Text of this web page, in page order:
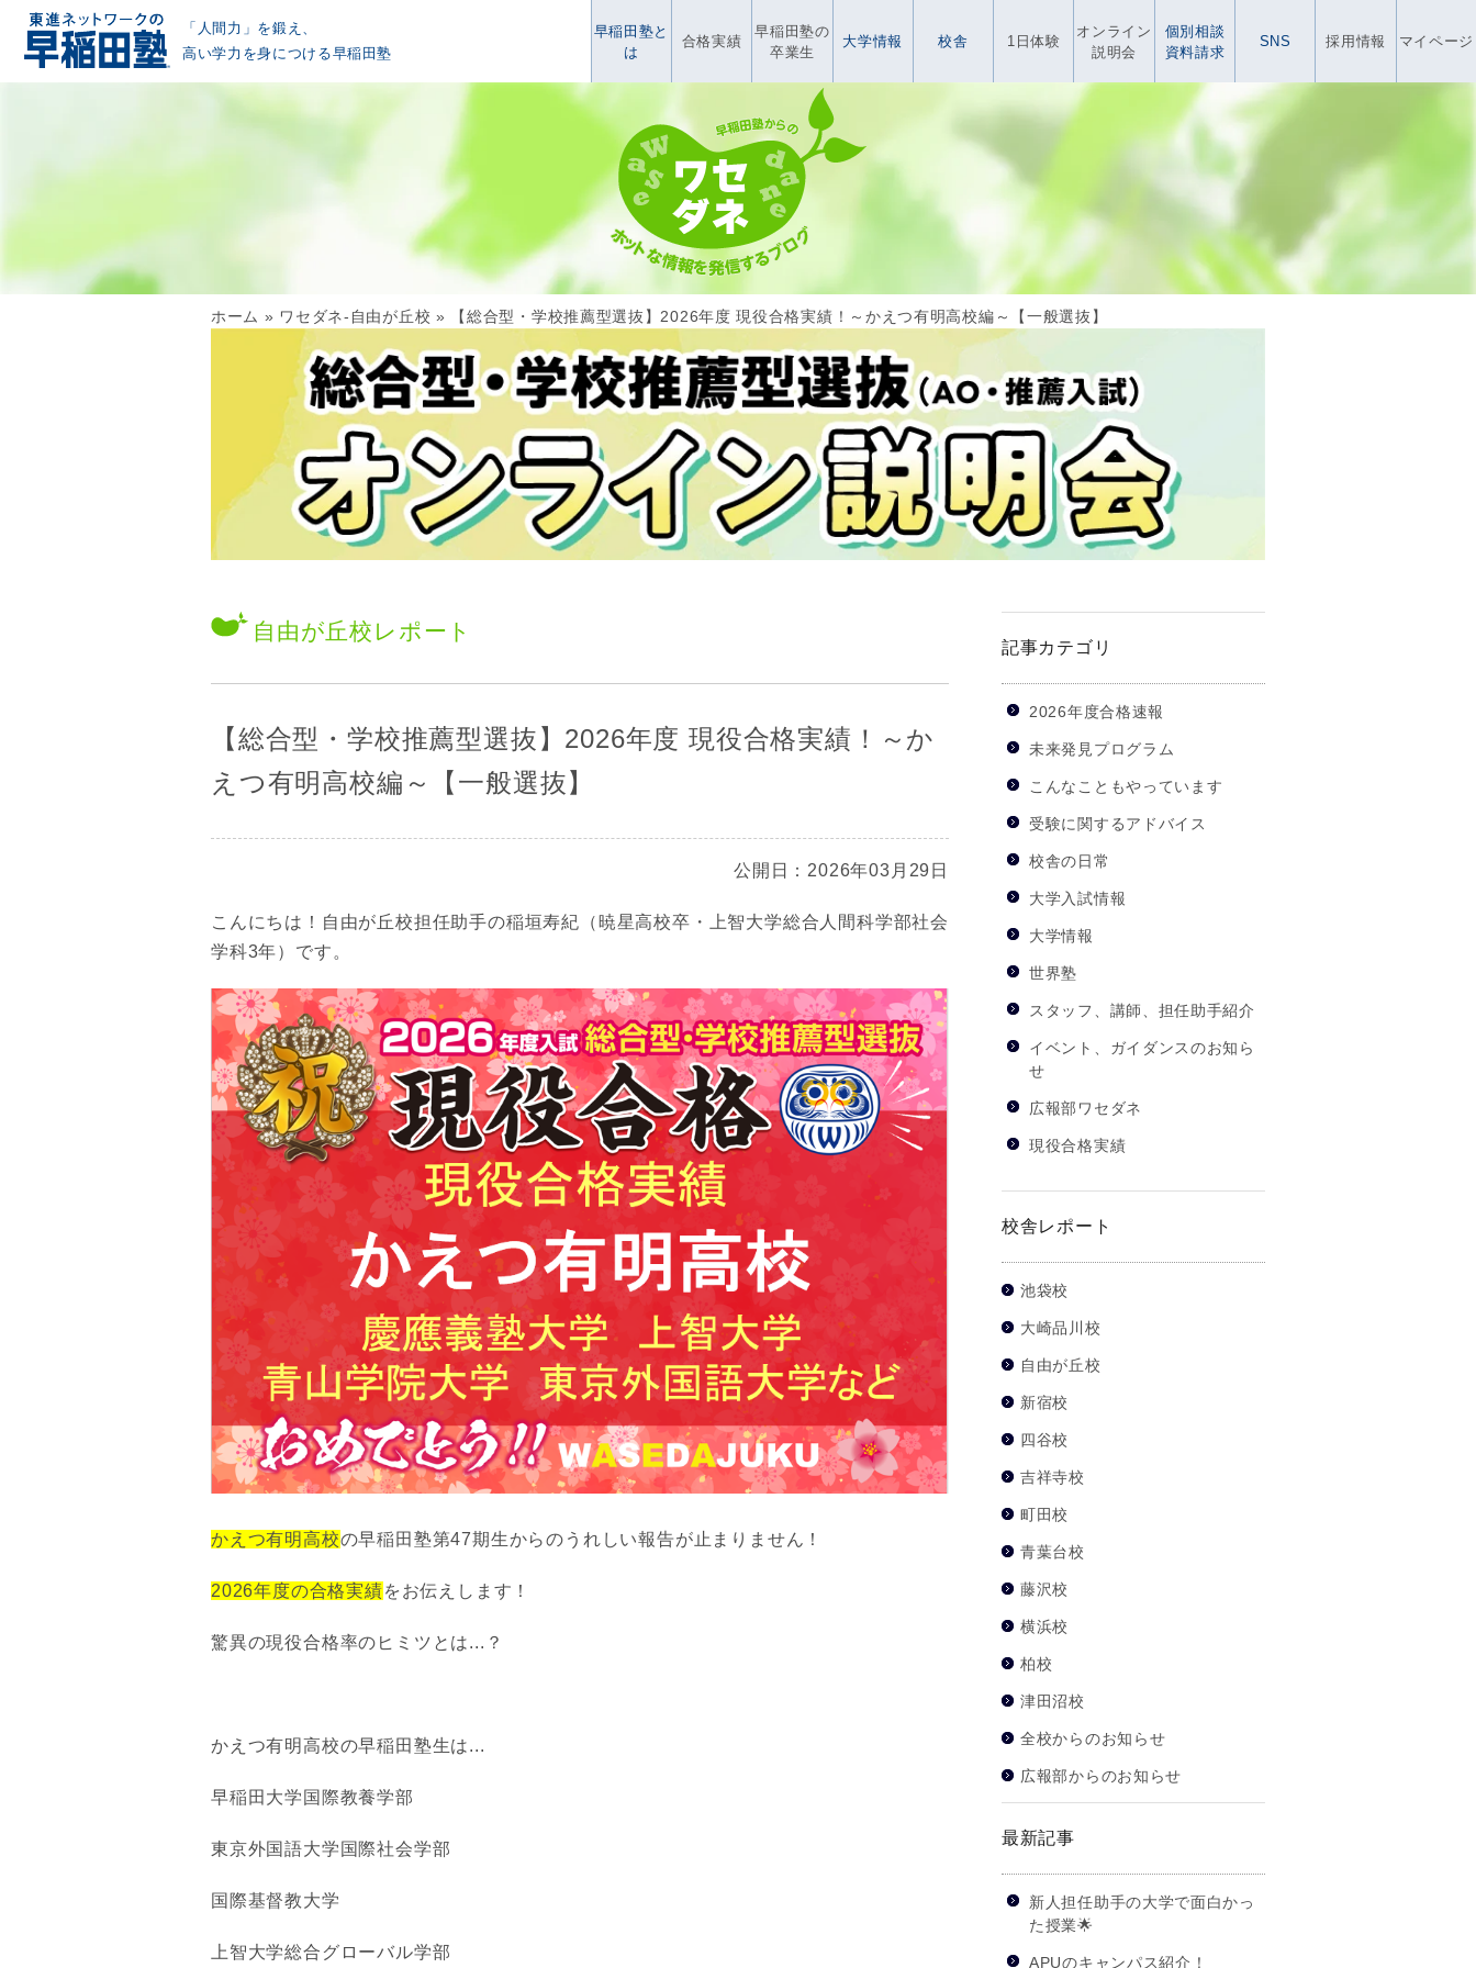
「人間力」を鍛え、
高い学力を身につける早稲田塾
早稲田塾と
は
合格実績
早稲田塾の
卒業生
大学情報 校舎 1日体験
オンライン
説明会
個別相談
資料請求
SNS 採用情報 マイページ
ホーム » ワセダネ-自由が丘校 » 【総合型・学校推薦型選抜】2026年度 現役合格実績！～かえつ有明高校編～【一般選抜】
自由が丘校 レポート
【総合型・学校推薦型選抜】2026年度 現役合格実績！～か
えつ有明高校編～【一般選抜】
公開日：2026年03月29日
こんにちは！自由が丘校担任助手の稲垣寿紀（暁星高校卒・上智大学総合人間科学部社会
学科3年）です。
かえつ有明高校の早稲田塾第47期生からのうれしい報告が止まりません！
2026年度の合格実績をお伝えします！
驚異の現役合格率のヒミツとは...？
かえつ有明高校の早稲田塾生は...
早稲田大学国際教養学部
東京外国語大学国際社会学部
国際基督教大学
上智大学総合グローバル学部
記事カテゴリ
2026年度合格速報
未来発見プログラム
こんなこともやっています
受験に関するアドバイス
校舎の日常
大学入試情報
大学情報
世界塾
スタッフ、講師、担任助手紹介
イベント、ガイダンスのお知ら
せ
広報部ワセダネ
現役合格実績
校舎レポート
池袋校
大崎品川校
自由が丘校
新宿校
四谷校
吉祥寺校
町田校
青葉台校
藤沢校
横浜校
柏校
津田沼校
全校からのお知らせ
広報部からのお知らせ
最新記事
新人担任助手の大学で面白かっ
た授業🌟
APUのキャンパス紹介！